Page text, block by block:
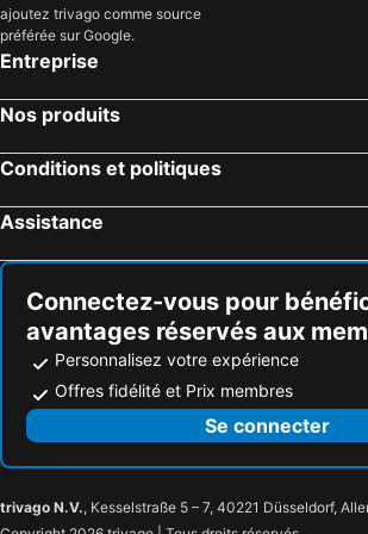
ajoutez trivago comme source
préférée sur Google.
Entreprise
Nos produits
Conditions et politiques
Assistance
Connectez-vous pour
avantages réservés aux
Personnalisez votre expérience
Offres fidélité et Prix membres
Se connecter
trivago N.V., Kesselstraße 5 – 7, 40221 Düsseldorf,